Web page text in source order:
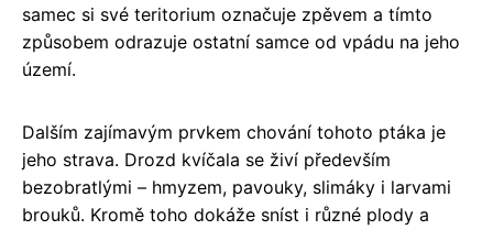
samec si své teritorium označuje zpěvem a tímto
způsobem odrazuje ostatní samce od vpádu na jeho
území.
Dalším zajímavým prvkem chování tohoto ptáka je
jeho strava. Drozd kvíčala se živí především
bezobratlými – hmyzem, pavouky, slimáky i larvami
brouků. Kromě toho dokáže sníst i různé plody a